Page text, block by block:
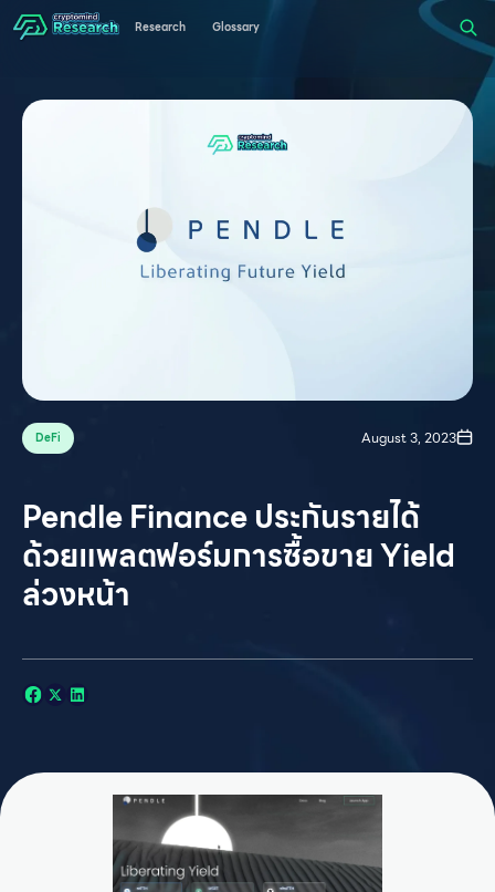
Research Glossary
DeFi August 3, 2023
Pendle Finance ประกันรายได้
ด้วยแพลตฟอร์มการซื้อขาย Yield
ล่วงหน้า